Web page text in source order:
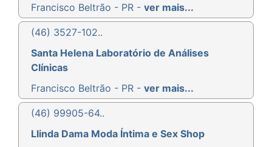
Francisco Beltrão - PR - ver mais...
(46) 3527-102..
Santa Helena Laboratório de Análises
Clínicas
Francisco Beltrão - PR - ver mais...
(46) 99905-64..
Llinda Dama Moda Íntima e Sex Shop